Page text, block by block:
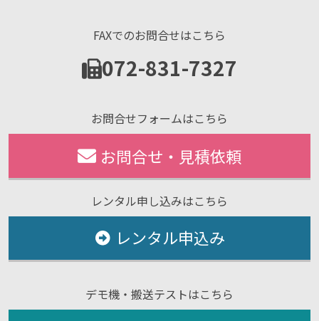
FAXでのお問合せはこちら
072-831-7327
お問合せフォームはこちら
お問合せ・見積依頼
レンタル申し込みはこちら
レンタル申込み
デモ機・搬送テストはこちら